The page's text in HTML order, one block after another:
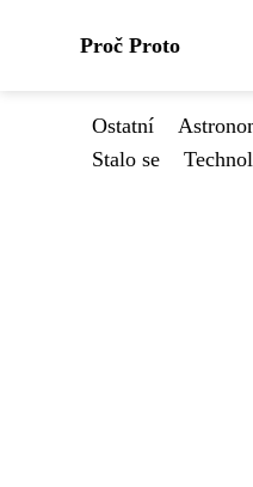
Proč Proto
Ostatní
Stalo se